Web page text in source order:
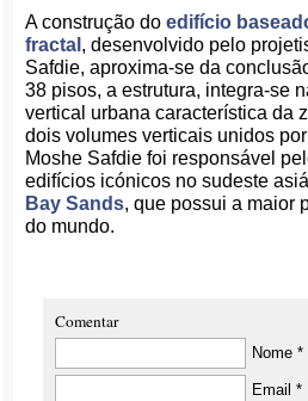
A construção doedifício
fractal , desenvolvido pelo
Safdie, aproxima-se da
38 pisos, a estrutura, integra-se
vertical urbana característica da
dois volumes verticais unidos
Moshe Safdie foi responsável
edifícios icónicos no sudeste
Bay Sands, que possui a maior
do mundo.
Comentar
Nome *
Email *